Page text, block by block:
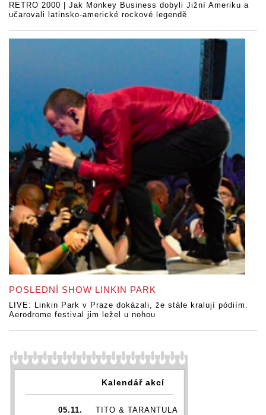
RETRO 2000 | Jak Monkey Business dobyli Jižní Ameriku a
učarovali latinsko-americké rockové legendě
POSLEDNÍ SHOW LINKIN PARK
LIVE: Linkin Park v Praze dokázali, že stále kralují pódiím.
Aerodrome festival jim ležel u nohou
Kalendář akcí
05.11. TITO & TARANTULA